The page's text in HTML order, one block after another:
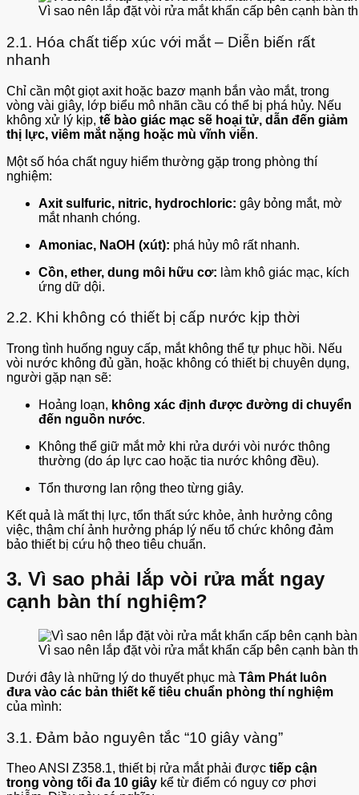
Vì sao nên lắp đặt vòi rửa mắt khẩn cấp bên cạnh bàn
2.1. Hóa chất tiếp xúc với mắt – Diễn biến rất
nhanh
Chỉ cần một giọt axit hoặc bazơ mạnh bắn vào mắt, trong
vòng vài giây, lớp biểu mô nhãn cầu có thể bị phá hủy. Nếu
không xử lý kịp, tế bào giác mạc sẽ hoại tử, dẫn đến giảm
thị lực, viêm mắt nặng hoặc mù vĩnh viễn.
Một số hóa chất nguy hiểm thường gặp trong phòng thí
nghiệm:
Axit sulfuric, nitric, hydrochloric: gây bỏng mắt, mờ
mắt nhanh chóng.
Amoniac, NaOH (xút): phá hủy mô rất nhanh.
Cồn, ether, dung môi hữu cơ: làm khô giác mạc, kích
ứng dữ dội.
2.2. Khi không có thiết bị cấp nước kịp thời
Trong tình huống nguy cấp, mắt không thể tự phục hồi. Nếu
vòi nước không đủ gần, hoặc không có thiết bị chuyên dụng,
người gặp nạn sẽ:
Hoảng loạn, không xác định được đường di chuyển
đến nguồn nước.
Không thể giữ mắt mở khi rửa dưới vòi nước thông
thường (do áp lực cao hoặc tia nước không đều).
Tổn thương lan rộng theo từng giây.
Kết quả là mất thị lực, tổn thất sức khỏe, ảnh hưởng công
việc, thậm chí ảnh hưởng pháp lý nếu tổ chức không đảm
bảo thiết bị cứu hộ theo tiêu chuẩn.
3. Vì sao phải lắp vòi rửa mắt ngay
cạnh bàn thí nghiệm?
Vì sao nên lắp đặt vòi rửa mắt khẩn cấp bên cạnh bàn
Dưới đây là những lý do thuyết phục mà Tâm Phát luôn
đưa vào các bản thiết kế tiêu chuẩn phòng thí nghiệm
của mình:
3.1. Đảm bảo nguyên tắc “10 giây vàng”
Theo ANSI Z358.1, thiết bị rửa mắt phải được tiếp cận
trong vòng tối đa 10 giây kể từ điểm có nguy cơ phơi